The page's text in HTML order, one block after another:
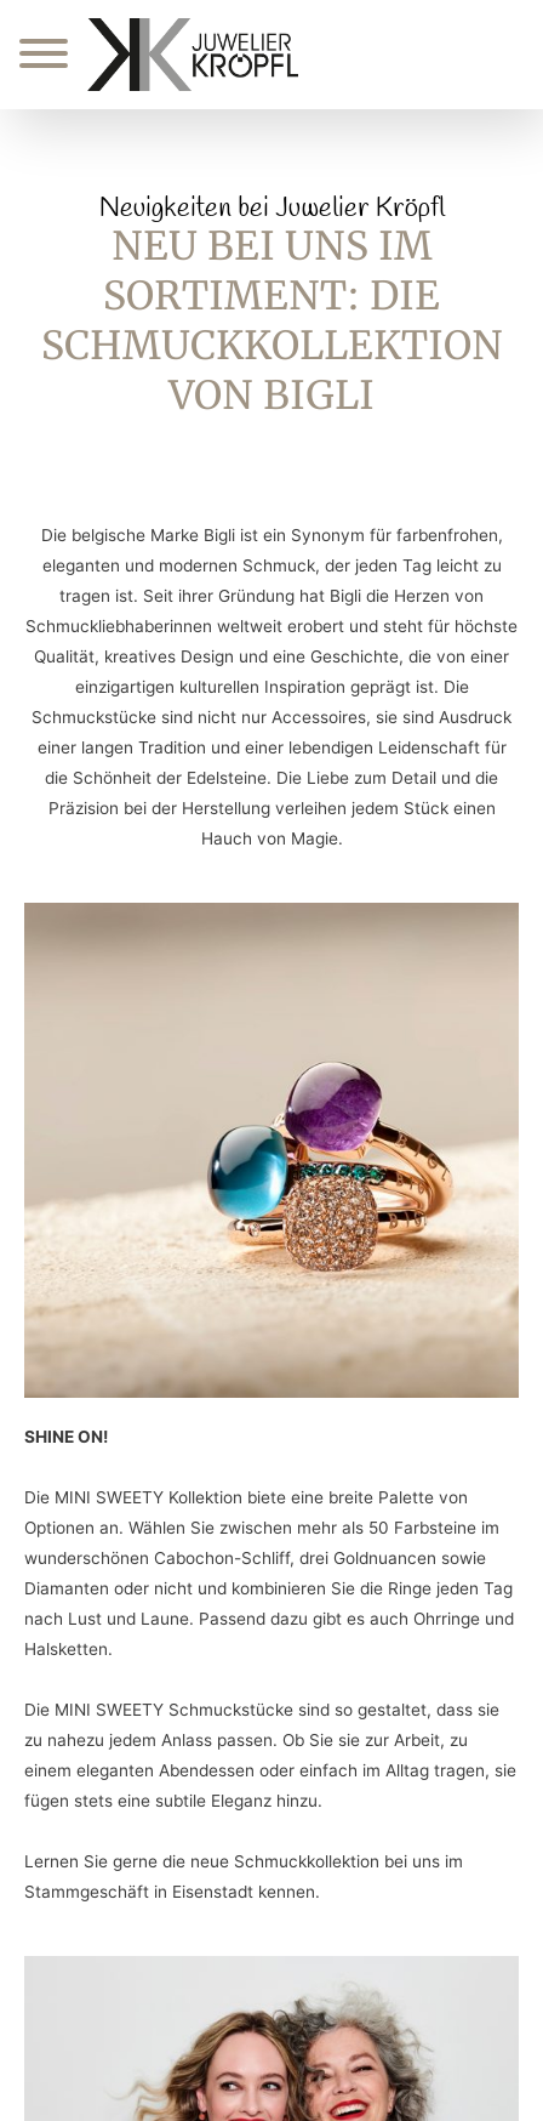
Zum
Neuigkeiten bei Juwelier Kröpfl
NEU BEI UNS IM
SORTIMENT: DIE
SCHMUCKKOLLEKTION
VON BIGLI
Die belgische Marke Bigli ist ein Synonym für farbenfrohen,
eleganten und modernen Schmuck, der jeden Tag leicht zu
tragen ist. Seit ihrer Gründung hat Bigli die Herzen von
Schmuckliebhaberinnen weltweit erobert und steht für höchste
Qualität, kreatives Design und eine Geschichte, die von einer
einzigartigen kulturellen Inspiration geprägt ist. Die
Schmuckstücke sind nicht nur Accessoires, sie sind Ausdruck
einer langen Tradition und einer lebendigen Leidenschaft für
die Schönheit der Edelsteine. Die Liebe zum Detail und die
Präzision bei der Herstellung verleihen jedem Stück einen
Hauch von Magie.
SHINE ON!
Die MINI SWEETY Kollektion biete eine breite Palette von
Optionen an. Wählen Sie zwischen mehr als 50 Farbsteine im
wunderschönen Cabochon-Schliff, drei Goldnuancen sowie
Diamanten oder nicht und kombinieren Sie die Ringe jeden Tag
nach Lust und Laune. Passend dazu gibt es auch Ohrringe und
Halsketten.
Die MINI SWEETY Schmuckstücke sind so gestaltet, dass sie
zu nahezu jedem Anlass passen. Ob Sie sie zur Arbeit, zu
einem eleganten Abendessen oder einfach im Alltag tragen, sie
fügen stets eine subtile Eleganz hinzu.
Lernen Sie gerne die neue Schmuckkollektion bei uns im
Stammgeschäft in Eisenstadt kennen.